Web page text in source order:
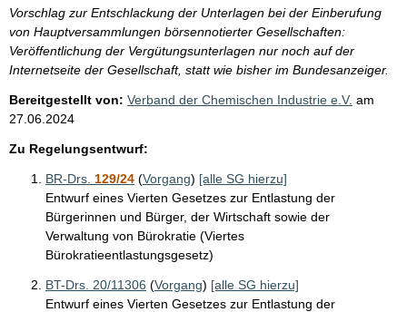
Vorschlag zur Entschlackung der Unterlagen bei der Einberufung
von Hauptversammlungen börsennotierter Gesellschaften:
Veröffentlichung der Vergütungsunterlagen nur noch auf der
Internetseite der Gesellschaft, statt wie bisher im Bundesanzeiger.
Bereitgestellt von: Verband der Chemischen Industrie e.V. am
27.06.2024
Zu Regelungsentwurf:
BR-Drs. 129/24 (Vorgang) [alle SG hierzu]
Entwurf eines Vierten Gesetzes zur Entlastung der
Bürgerinnen und Bürger, der Wirtschaft sowie der
Verwaltung von Bürokratie (Viertes
Bürokratieentlastungsgesetz)
BT-Drs. 20/11306 (Vorgang) [alle SG hierzu]
Entwurf eines Vierten Gesetzes zur Entlastung der